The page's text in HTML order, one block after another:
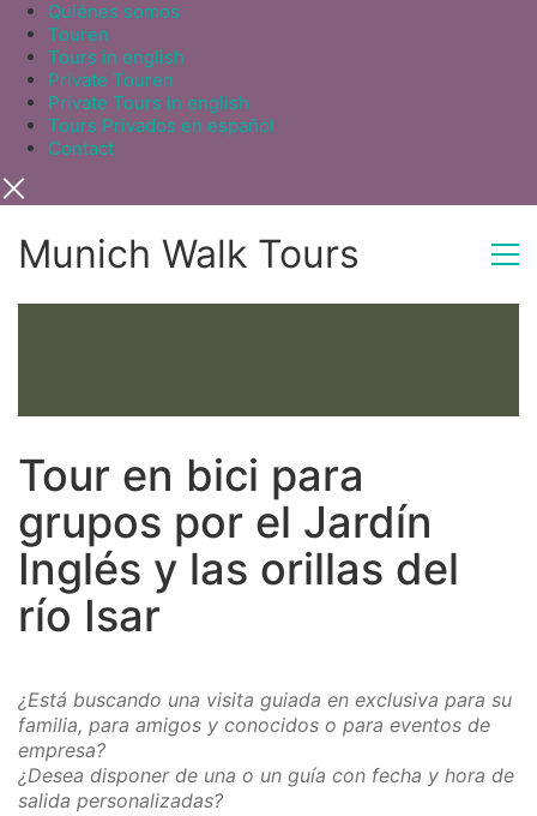
Quiénes somos
Touren
Tours in english
Private Touren
Private Tours in english
Tours Privados en español
Contact
Munich Walk Tours
Tour en bici para
grupos por el Jardín
Inglés y las orillas del
río Isar
¿Está buscando una visita guiada en exclusiva para su
familia, para amigos y conocidos o para eventos de
empresa?
¿Desea disponer de una o un guía con fecha y hora de
salida personalizadas?